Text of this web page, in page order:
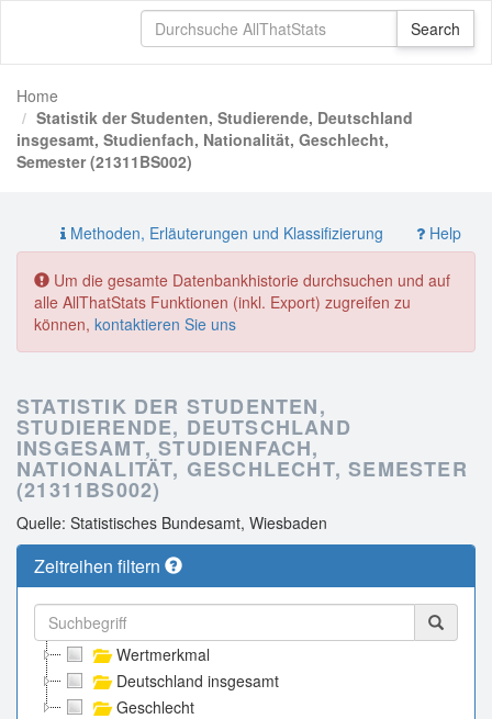
Home
Statistik der Studenten, Studierende, Deutschland
insgesamt, Studienfach, Nationalität, Geschlecht,
Semester (21311BS002)
Methoden, Erläuterungen und Klassifizierung Help
Um die gesamte Datenbankhistorie durchsuchen und auf
alle AllThatStats Funktionen (inkl. Export) zugreifen zu
können, kontaktieren Sie uns
STATISTIK DER STUDENTEN,
STUDIERENDE, DEUTSCHLAND
INSGESAMT, STUDIENFACH,
NATIONALITÄT, GESCHLECHT, SEMESTER
(21311BS002)
Quelle: Statistisches Bundesamt, Wiesbaden
Zeitreihen filtern
Wertmerkmal
Deutschland insgesamt
Geschlecht